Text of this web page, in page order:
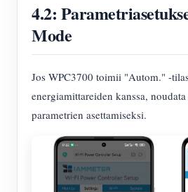
4.2:
Mode
Jos WPC3700 toimii "Autom." -
energiamittareiden kanssa,
parametrien asettamiseksi.